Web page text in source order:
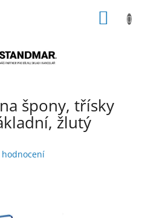
špony, třísky
žlutý